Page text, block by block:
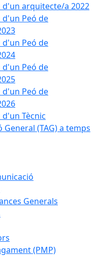
d'un arquitecte/a 2022
d'un Peó de
d'un Peó de
d'un Peó de
d'un Peó de
Tècnic
(TAG) a temps
Generals
(PMP)